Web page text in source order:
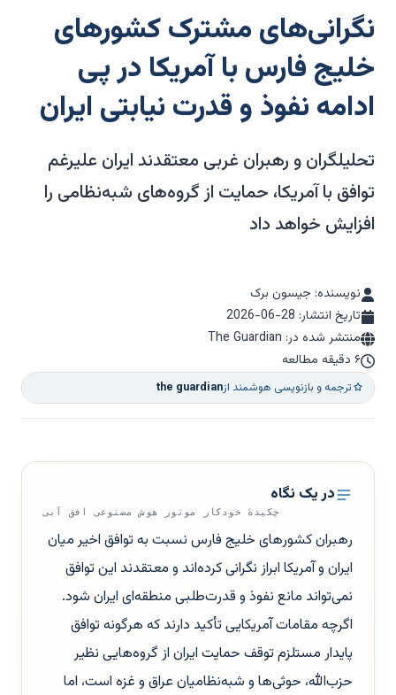
نگرانی‌های مشترک کشورهای
خلیج فارس با آمریکا در پی
ادامه نفوذ و قدرت نیابتی ایران
تحلیلگران و رهبران غربی معتقدند ایران علیرغم
توافق با آمریکا، حمایت از گروه‌های شبه‌نظامی را
افزایش خواهد داد
نویسنده: جیسون برک
تاریخ انتشار: 2026-06-28
منتشر شده در: The Guardian
۶ دقیقه مطالعه
ترجمه و بازنویسی هوشمند ازthe guardian
در یک نگاه
چکیدهٔ خودکار موتور هوش مصنوعی افق آبی
رهبران کشورهای خلیج فارس نسبت به توافق اخیر میان
ایران و آمریکا ابراز نگرانی کرده‌اند و معتقدند این توافق
نمی‌تواند مانع نفوذ و قدرت‌طلبی منطقه‌ای ایران شود.
اگرچه مقامات آمریکایی تأکید دارند که هرگونه توافق
پایدار مستلزم توقف حمایت ایران از گروه‌هایی نظیر
حزب‌الله، حوثی‌ها و شبه‌نظامیان عراق و غزه است، اما